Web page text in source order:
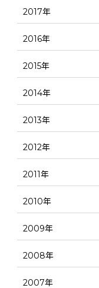
2017年
2016年
2015年
2014年
2013年
2012年
2011年
2010年
2009年
2008年
2007年